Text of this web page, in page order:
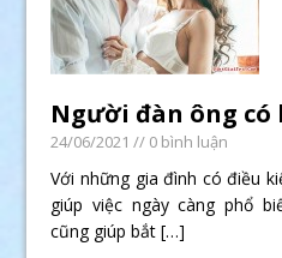
Người đàn ông
24/06/2021 // 0 bình luận
Với những gia đình có điều
giúp việc ngày càng phổ
cũng giúp bắt[…]